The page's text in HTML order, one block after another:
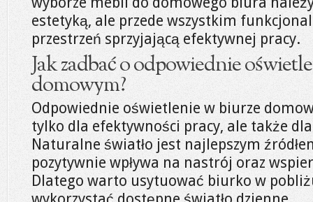
estetyką, ale przede wszystkim
przestrzeń sprzyjającą efektywnej pracy.
Jak zadbać o odpowiednie
domowym?
Odpowiednie oświetlenie w biurze
tylko dla efektywności pracy, ale także
Naturalne światło jest najlepszym
pozytywnie wpływa na nastrój oraz
Dlatego warto usytuować biurko w